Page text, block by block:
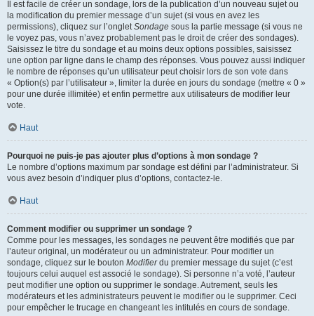
Il est facile de créer un sondage, lors de la publication d’un nouveau sujet ou
la modification du premier message d’un sujet (si vous en avez les
permissions), cliquez sur l’ongletSondage sous la partie message (si vous ne
le voyez pas, vous n’avez probablement pas le droit de créer des sondages).
Saisissez le titre du sondage et au moins deux options possibles, saisissez
une option par ligne dans le champ des réponses. Vous pouvez aussi indiquer
le nombre de réponses qu’un utilisateur peut choisir lors de son vote dans
« Option(s) par l’utilisateur », limiter la durée en jours du sondage (mettre « 0 »
pour une durée illimitée) et enfin permettre aux utilisateurs de modifier leur
vote.
Haut
Pourquoi ne puis-je pas ajouter plus d’options à mon sondage ?
Le nombre d’options maximum par sondage est défini par l’administrateur. Si
vous avez besoin d’indiquer plus d’options, contactez-le.
Haut
Comment modifier ou supprimer un sondage ?
Comme pour les messages, les sondages ne peuvent être modifiés que par
l’auteur original, un modérateur ou un administrateur. Pour modifier un
sondage, cliquez sur le bouton Modifierdu premier message du sujet (c’est
toujours celui auquel est associé le sondage). Si personne n’a voté, l’auteur
peut modifier une option ou supprimer le sondage. Autrement, seuls les
modérateurs et les administrateurs peuvent le modifier ou le supprimer. Ceci
pour empêcher le trucage en changeant les intitulés en cours de sondage.